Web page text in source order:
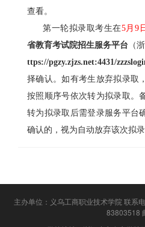
查看。
第一轮拟录取考生在5月9
省教育考试院招生服务平台 （
ttps://pgzy.zjzs.net:4431/
择确认。如有考生放弃拟录取
按照顺序号依次转为拟录取。
转为拟录取后需登录服务平台
确认的，视为自动放弃该次拟录
主办单位：义乌工商职业技术学院 联系
83803518